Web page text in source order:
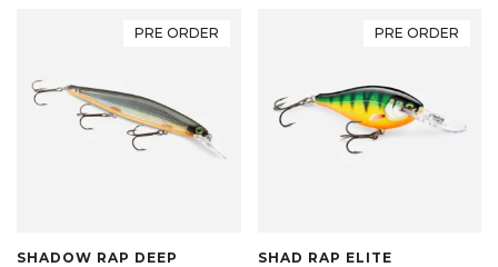
PRE ORDER
SHADOW RAP DEEP
PRE ORDER
SHAD RAP ELITE